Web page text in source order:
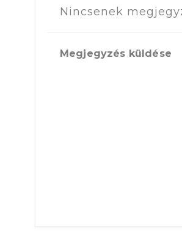
Nincsenek
Megjegyzés küldése